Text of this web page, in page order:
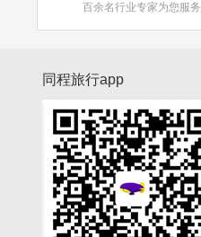
百余名行业专家为您服务
同程旅行app